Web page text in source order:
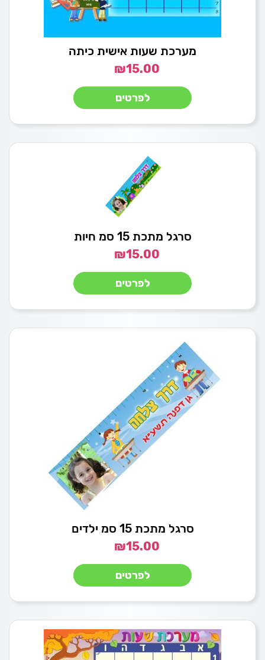
מערכת שעות אישית כיתה
₪15.00
לפרטים
סרגל מתכת 15 סמ חיות
₪15.00
לפרטים
סרגל מתכת 15 סמ ילדים
₪15.00
לפרטים